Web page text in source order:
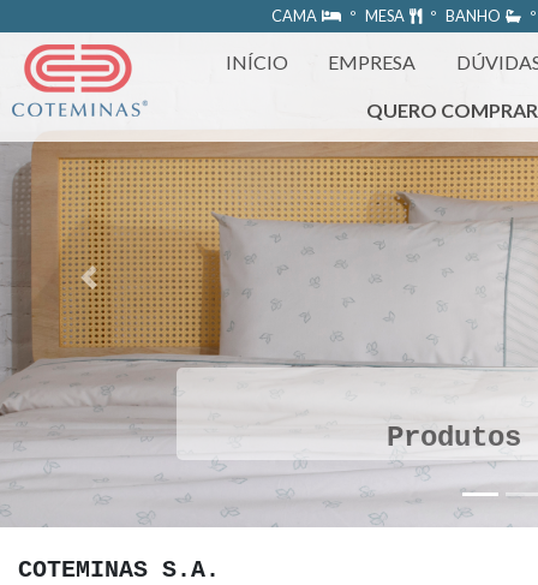
https://www.coteminas.com.br/desenv-web/htm11/
CAMA º MESA º BANHO
INÍCIO EMPRESA
QUERO COMPRAR
Produtos
Previous
COTEMINAS S.A.